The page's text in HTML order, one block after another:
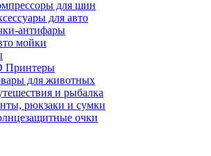
для шин
для авто
антифары
мойки
Принтеры
для животных
и рыбалка
рюкзаки и сумки
очки